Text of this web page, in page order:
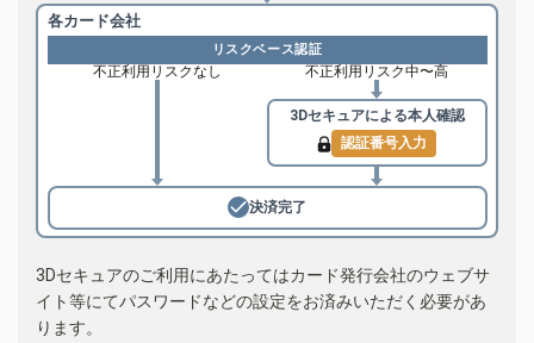
各カード会社
リスクベース認証
不正利用リスクなし 不正利用リスク中〜高
3Dセキュアによる本人確認
認証番号入力
決済完了
3Dセキュアのご利用にあたってはカード発行会社のウェブサ
イト等にてパスワードなどの設定をお済みいただく必要があ
ります。